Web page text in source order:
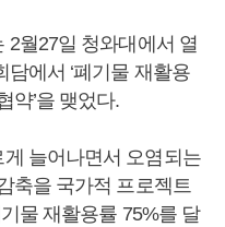
2월27일 청와대에서 열
에서 ‘폐기물 재활용
약’을 맺었다.
늘어나면서 오염되는
축을 국가적 프로젝트
물 재활용률 75%를 달